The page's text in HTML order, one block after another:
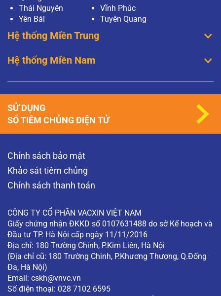
Thái Nguyên
Vĩnh Phúc
Yên Bái
Tuyên Quang
Hệ thống Miền Trung
Hệ thống Miền Nam
Chính sách bảo mật
Khảo sát tiêm chủng
Chính sách thanh toán
CÔNG TY CỔ PHẦN VACXIN VIỆT NAM
Giấy chứng nhận ĐKKD số 0107631488 do sở Kế hoạch và
Đầu tư TP. Hà Nội cấp ngày 11/11/2016
Địa chỉ: 180 Trường Chinh, P.Kim Liên, Hà Nội
(Địa chỉ cũ: 180 Trường Chinh, P.Khương Thượng, Q.Đống
Đa, Hà Nội)
Email: cskh@vnvc.vn
Số điện thoại: 028 7102 6595
SỬ DỤNG
SỔ TIÊM CHỦNG ĐIỆN TỬ